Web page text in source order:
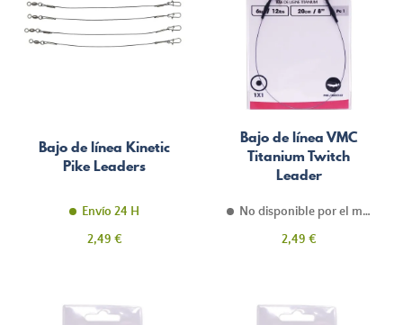
Bajo de línea Kinetic
Pike Leaders
Envío 24 H
Precio
2,49 €
Bajo de línea VMC
Titanium Twitch
Leader
No disponible por el momento
Precio
2,49 €